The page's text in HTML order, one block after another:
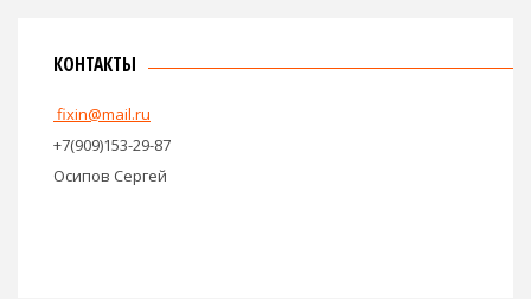
КОНТАКТЫ
fixin@mail.ru
+7(909)153-29-87
Осипов Сергей